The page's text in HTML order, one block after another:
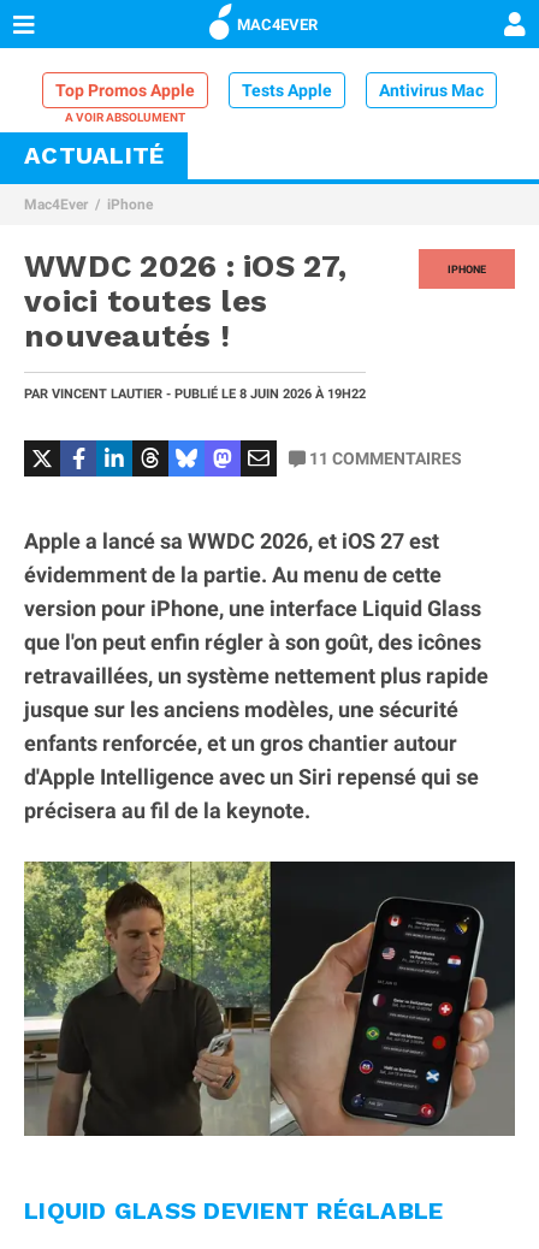
MAC4EVER
Top Promos Apple Tests Apple Antivirus Mac
VPN Mac
Comparatif iPhone
ACTUALITÉ
Mac4Ever iPhone
IPHONE
WWDC 2026 : iOS 27,
voici toutes les
nouveautés !
PAR VINCENT LAUTIER - PUBLIÉ LE 8 JUIN 2026 À 19H22
11 COMMENTAIRES
Apple a lancé sa WWDC 2026, et iOS 27 est
évidemment de la partie. Au menu de cette
version pour iPhone, une interface Liquid Glass
que l'on peut enfin régler à son goût, des icônes
retravaillées, un système nettement plus rapide
jusque sur les anciens modèles, une sécurité
enfants renforcée, et un gros chantier autour
d'Apple Intelligence avec un Siri repensé qui se
précisera au fil de la keynote.
LIQUID GLASS DEVIENT RÉGLABLE